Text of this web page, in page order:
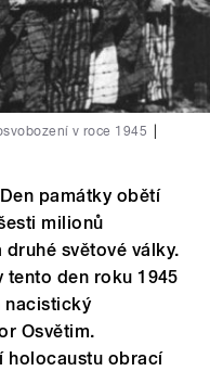
v roce 1945
památky obětí
milionů
světové války.
tento den roku 1945
nacistický
Osvětim.
holocaustu obrací